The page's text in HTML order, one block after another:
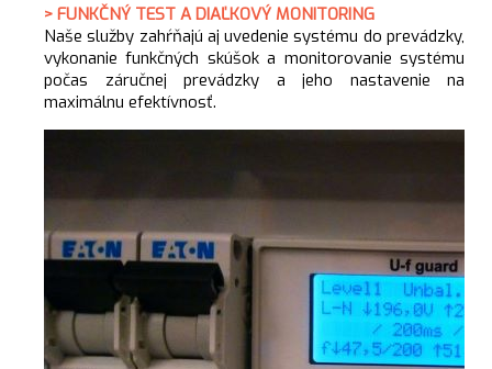
> FUNKČNÝ TEST A DIAĽKOVÝ MONITORING
Naše služby zahŕňajú aj uvedenie systému do prevádzky,
vykonanie funkčných skúšok a monitorovanie systému
počas záručnej prevádzky a jeho nastavenie na
maximálnu efektívnosť.